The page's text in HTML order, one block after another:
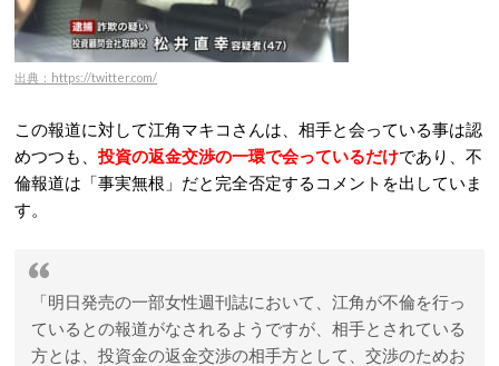
出典：https://twitter.com/
この報道に対して江角マキコさんは、相手と会っている事は認
めつつも、 投資の返金交渉の一環で会っているだけであり、不
倫報道は「事実無根」だと完全否定するコメントを出していま
す。
「明日発売の一部女性週刊誌において、江角が不倫を行っ
ているとの報道がなされるようですが、相手とされている
方とは、投資金の返金交渉の相手方として、交渉のためお